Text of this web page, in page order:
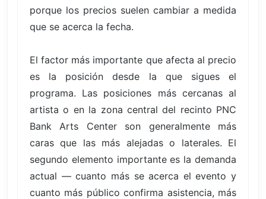
porque los precios suelen cambiar a medida
que se acerca la fecha.
El factor más importante que afecta al precio
es la posición desde la que sigues el
programa. Las posiciones más cercanas al
artista o en la zona central del recinto PNC
Bank Arts Center son generalmente más
caras que las más alejadas o laterales. El
segundo elemento importante es la demanda
actual — cuanto más se acerca el evento y
cuanto más público confirma asistencia, más